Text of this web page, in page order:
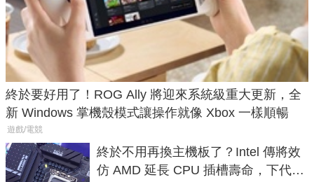
終於要好用了！ROG Ally 將迎來系統級重大更新，全
新 Windows 掌機殼模式讓操作就像 Xbox 一樣順暢
遊戲/電競
終於不用再換主機板了？Intel 傳將效
仿 AMD 延長 CPU 插槽壽命，下代